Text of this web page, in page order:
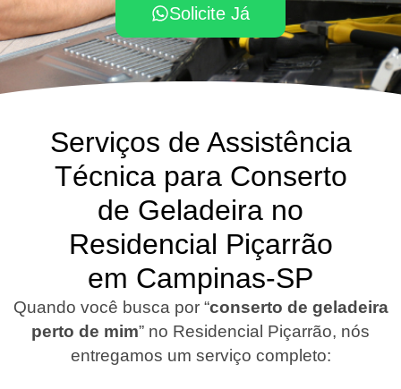
Solicite Já
Serviços de Assistência
Técnica para Conserto
de Geladeira no
Residencial Piçarrão
em Campinas-SP
Quando você busca por “conserto de geladeira
perto de mim” no Residencial Piçarrão, nós
entregamos um serviço completo: